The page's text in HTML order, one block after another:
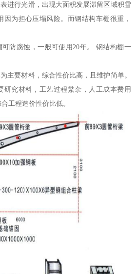
进行光滑，出现大面积发展滞留区域积雪
因为担心压塌风险。而钢结构车棚很重，
防腐蚀，一般可使用20年。 钢结构棚一
主要材料，综合性价比高，且维护简单。
研究材料，工艺过程繁杂，人工成本费用
工程造价性价比低。